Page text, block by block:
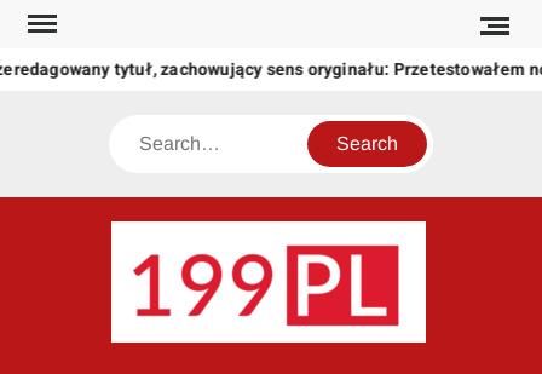
Skip
content
tytuł, zachowujący sens oryginału: Przetestowałem
Search